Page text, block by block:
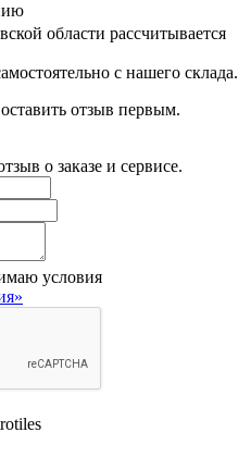
области рассчитывается
с нашего склада.
отзыв первым.
о заказе и сервисе.
условия